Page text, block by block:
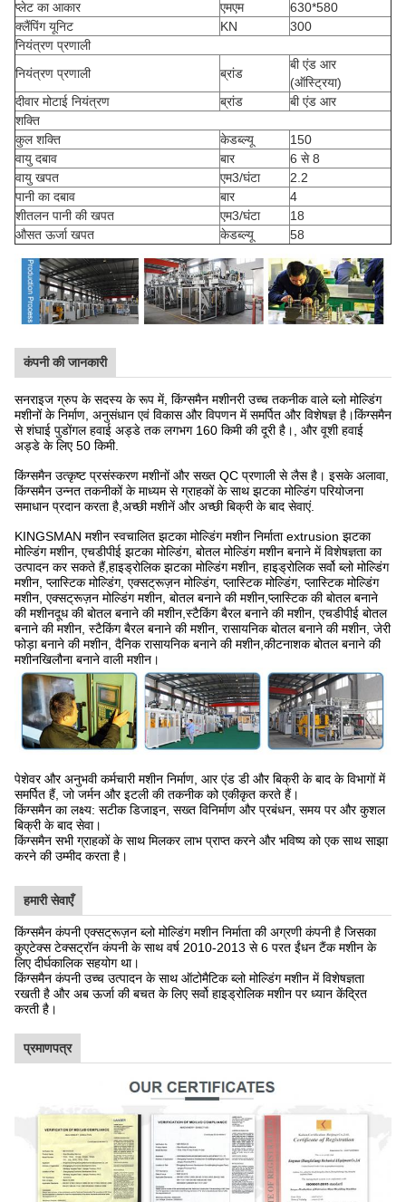
प्लेट का आकार एमएम
630*580
क्लैंपिंग यूनिट
KN
300
नियंत्रण प्रणाली
नियंत्रण प्रणाली
ब्रांड
बी एंड आर
(ऑस्ट्रिया)
दीवार मोटाई नियंत्रण
ब्रांड
बी एंड आर
शक्ति
कुल शक्ति
केडब्ल्यू
150
वायु दबाव
बार
6 से 8
वायु खपत
एम3/घंटा
2.2
पानी का दबाव
बार
4
शीतलन पानी की खपत
एम3/घंटा
18
औसत ऊर्जा खपत
केडब्ल्यू 58
कंपनी की जानकारी
सनराइज ग्रुप के सदस्य के रूप में, किंग्समैन मशीनरी उच्च तकनीक वाले ब्लो मोल्डिंग
मशीनों के निर्माण, अनुसंधान एवं विकास और विपणन में समर्पित और विशेषज्ञ है।किंग्समैन
से शंघाई पुडोंगल हवाई अड्डे तक लगभग 160 किमी की दूरी है।, और वूशी हवाई
अड्डे के लिए 50 किमी.
किंग्समैन उत्कृष्ट प्रसंस्करण मशीनों और सख्त QC प्रणाली से लैस है। इसके अलावा,
किंग्समैन उन्नत तकनीकों के माध्यम से ग्राहकों के साथ झटका मोल्डिंग परियोजना
समाधान प्रदान करता है,अच्छी मशीनें और अच्छी बिक्री के बाद सेवाएं.
KINGSMAN मशीन स्वचालित झटका मोल्डिंग मशीन निर्माता extrusion झटका
मोल्डिंग मशीन, एचडीपीई झटका मोल्डिंग, बोतल मोल्डिंग मशीन बनाने में विशेषज्ञता का
उत्पादन कर सकते हैं,हाइड्रोलिक झटका मोल्डिंग मशीन, हाइड्रोलिक सर्वो ब्लो मोल्डिंग
मशीन, प्लास्टिक मोल्डिंग, एक्सट्रूज़न मोल्डिंग, प्लास्टिक मोल्डिंग, प्लास्टिक मोल्डिंग
मशीन, एक्सट्रूज़न मोल्डिंग मशीन, बोतल बनाने की मशीन,प्लास्टिक की बोतल बनाने
की मशीनदूध की बोतल बनाने की मशीन,स्टैकिंग बैरल बनाने की मशीन, एचडीपीई बोतल
बनाने की मशीन, स्टैकिंग बैरल बनाने की मशीन, रासायनिक बोतल बनाने की मशीन, जेरी
फोड़ा बनाने की मशीन, दैनिक रासायनिक बनाने की मशीन,कीटनाशक बोतल बनाने की
मशीनखिलौना बनाने वाली मशीन।
पेशेवर और अनुभवी कर्मचारी मशीन निर्माण, आर एंड डी और बिक्री के बाद के विभागों में
समर्पित हैं, जो जर्मन और इटली की तकनीक को एकीकृत करते हैं।
किंग्समैन का लक्ष्य: सटीक डिजाइन, सख्त विनिर्माण और प्रबंधन, समय पर और कुशल
बिक्री के बाद सेवा।
किंग्समैन सभी ग्राहकों के साथ मिलकर लाभ प्राप्त करने और भविष्य को एक साथ साझा
करने की उम्मीद करता है।
हमारी सेवाएँ
किंग्समैन कंपनी एक्सट्रूज़न ब्लो मोल्डिंग मशीन निर्माता की अग्रणी कंपनी है जिसका
कुएटेक्स टेक्सट्रॉन कंपनी के साथ वर्ष 2010-2013 से 6 परत ईंधन टैंक मशीन के
लिए दीर्घकालिक सहयोग था।
किंग्समैन कंपनी उच्च उत्पादन के साथ ऑटोमैटिक ब्लो मोल्डिंग मशीन में विशेषज्ञता
रखती है और अब ऊर्जा की बचत के लिए सर्वो हाइड्रोलिक मशीन पर ध्यान केंद्रित
करती है।
प्रमाणपत्र